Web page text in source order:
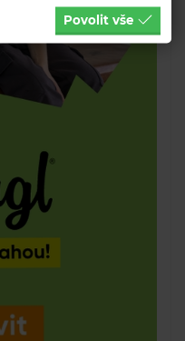
Povolit vše